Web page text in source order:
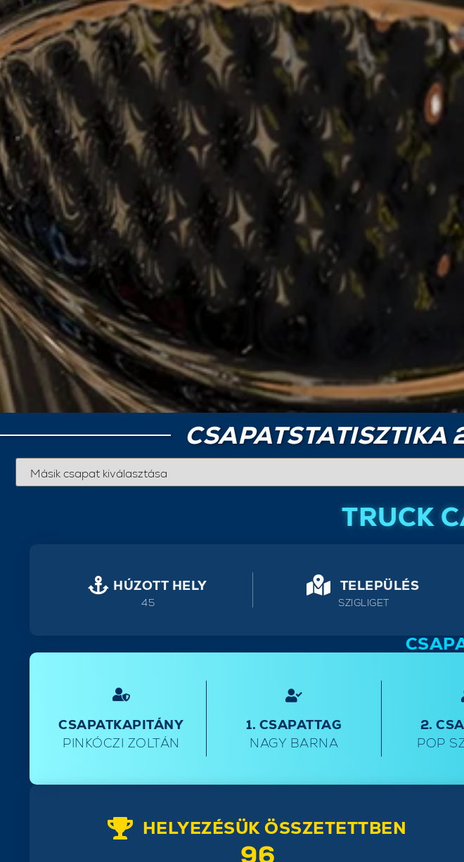
CSAPATSTATISZTIKA
TRUCK
HÚZOTT HELY
45
TELEPÜLÉS
SZIGLIGET
CSAPATKAPITÁNY
PINKÓCZI ZOLTÁN
1. CSAPATTAG
NAGY BARNA
2.
POP
HELYEZÉSÜK ÖSSZETETTBEN
96